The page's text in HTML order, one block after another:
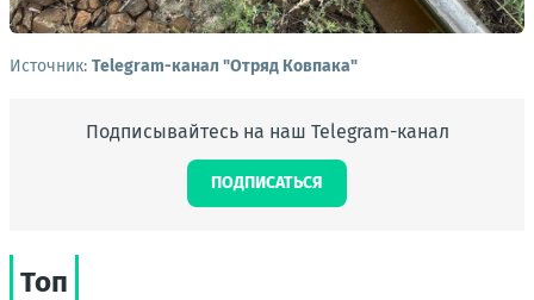
Источник: Telegram-канал "Отряд Ковпака"
Подписывайтесь на наш Telegram-канал
ПОДПИСАТЬСЯ
Топ